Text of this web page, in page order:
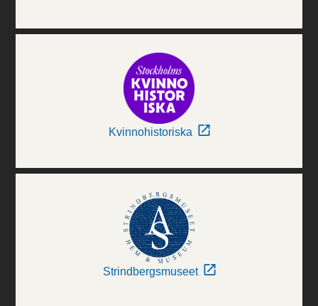
Kvinnohistoriska
Strindbergsmuseet